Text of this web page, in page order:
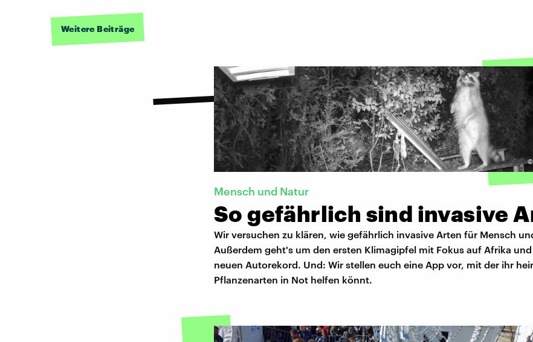
Weitere Beiträge
©
Mensch und Natur
So gefährlich sind invasive
Wir versuchen zu klären, wie gefährlich invasive Arten für Mensch
Außerdem geht's um den ersten Klimagipfel mit Fokus auf Afrika
neuen Autorekord. Und: Wir stellen euch eine App vor, mit der ihr
Pflanzenarten in Not helfen könnt.